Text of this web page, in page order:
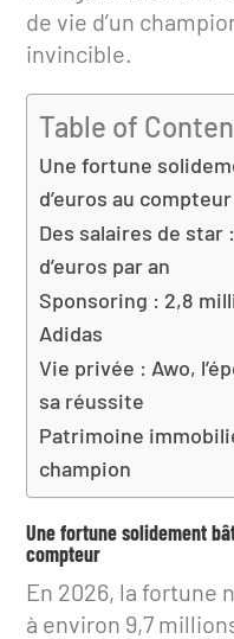
de vie d’un
invincible.
Table of
Une fortune
d’euros au compteur
Des salaires de star
d’euros par an
Sponsoring : 2,8
Adidas
Vie privée : Awo,
sa réussite
Patrimoine
champion
Une fortune solidement
compteur
En 2026, la fortune
à environ 9,7